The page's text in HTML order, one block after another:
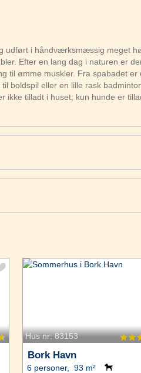
udført i håndværksmæssig meget
Efter en lang dag i naturen er
til ømme muskler. Fra spabadet er
boldspil eller en lille rask
ikke tilladt i huset; kun hunde er
Hus nr: 83153
Bork Havn
6 personer, 93 m²